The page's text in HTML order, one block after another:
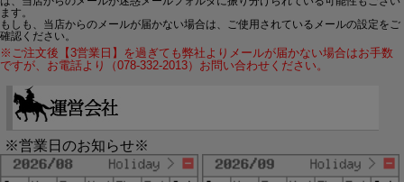
ます。
もしも、当店からのメールが届かない場合は、ご使用されているメールの設定をご
確認ください。
※ご注文後【3営業日】を過ぎても弊社よりメールが届かない場合はお手数
ですが、お電話より（078-332-2013）お問い合わせください。
※営業日のお知らせ※